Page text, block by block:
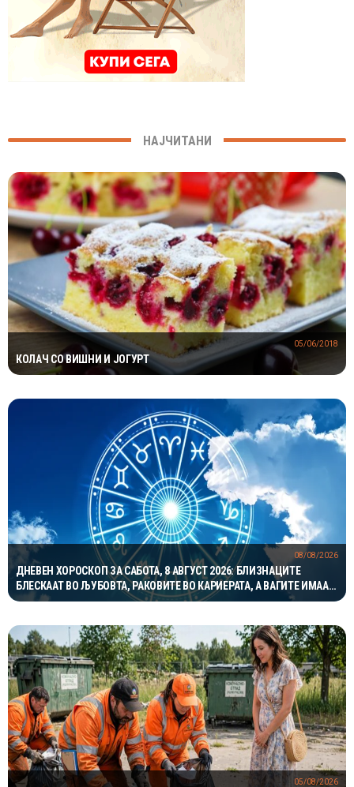
НАЈЧИТАНИ
КОЛАЧ СО ВИШНИ И ЈОГУРТ
05/06/2018
ДНЕВЕН ХОРОСКОП ЗА САБОТА, 8 АВГУСТ 2026: БЛИЗНАЦИТЕ
БЛЕСКААТ ВО ЉУБОВТА, РАКОВИТЕ ВО КАРИЕРАТА, А ВАГИТЕ ИМААТ
ОДЛИЧЕН ДЕН ЗА ХАРМОНИЈА
08/08/2026
05/08/2026